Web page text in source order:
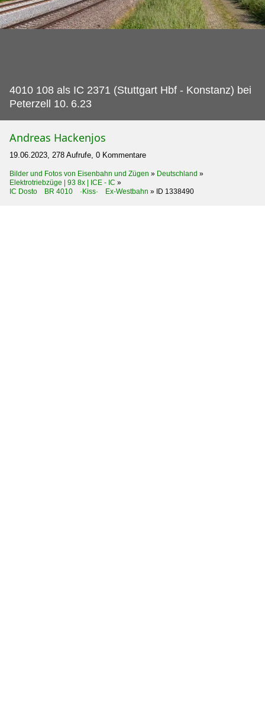
4010 108 als IC 2371 (Stuttgart Hbf - Konstanz) bei
Peterzell 10. 6.23
Andreas Hackenjos
19.06.2023, 278 Aufrufe, 0 Kommentare
Bilder und Fotos von Eisenbahn und Zügen » Deutschland »
Elektrotriebzüge | 93 8x | ICE - IC »
IC Dosto BR 4010 ·Kiss· Ex-Westbahn » ID 1338490